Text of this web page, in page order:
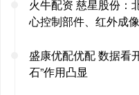
火牛配资 慈星股份：
心控制部件、红外成
盛康优配优配 数据看
石”作用凸显